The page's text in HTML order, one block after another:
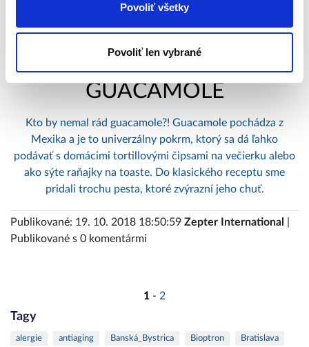
Povoliť všetky
Povoliť len vybrané
GUACAMOLE
Kto by nemal rád guacamole?! Guacamole pochádza z
Mexika a je to univerzálny pokrm, ktorý sa dá ľahko
podávať s domácimi tortillovými čipsami na večierku alebo
ako sýte raňajky na toaste. Do klasického receptu sme
pridali trochu pesta, ktoré zvýrazní jeho chuť.
Publikované: 19. 10. 2018 18:50:59 Zepter International
Publikované s 0 komentármi
1 - 2
Tagy
alergie antiaging Banská_Bystrica Bioptron Bratislava